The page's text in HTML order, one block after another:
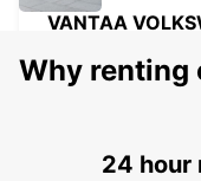
VANTAA
Why renting
24 hour